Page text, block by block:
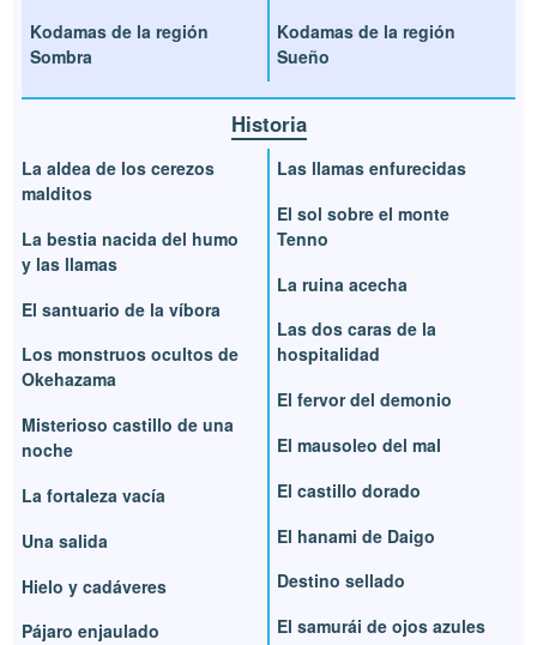
Kodamas de la región
Sombra
Kodamas de la región
Sueño
Historia
La aldea de los cerezos
malditos
La bestia nacida del humo
y las llamas
El santuario de la víbora
Los monstruos ocultos de
Okehazama
Misterioso castillo de una
noche
La fortaleza vacía
Una salida
Hielo y cadáveres
Pájaro enjaulado
Las llamas enfurecidas
El sol sobre el monte
Tenno
La ruina acecha
Las dos caras de la
hospitalidad
El fervor del demonio
El mausoleo del mal
El castillo dorado
El hanami de Daigo
Destino sellado
El samurái de ojos azules